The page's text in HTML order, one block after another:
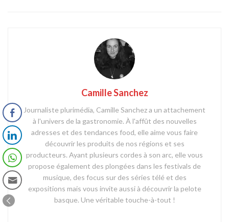
Camille Sanchez
Journaliste plurimédia, Camille Sanchez a un attachement
à l'univers de la gastronomie. À l'affût des nouvelles
adresses et des tendances food, elle aime vous faire
découvrir les produits de nos régions et ses
producteurs. Ayant plusieurs cordes à son arc, elle vous
propose également des plongées dans les festivals de
musique, des focus sur des séries télé et des
expositions mais vous invite aussi à découvrir la pelote
basque. Une véritable touche-à-tout !